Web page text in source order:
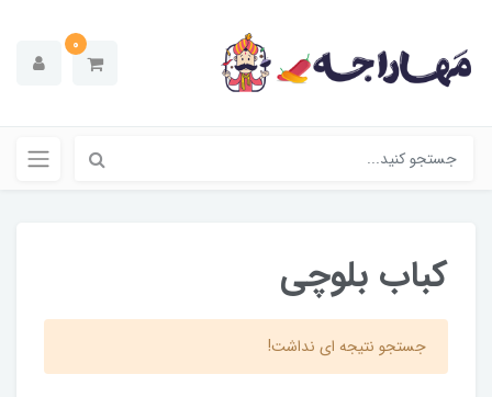
0
کباب بلوچی
جستجو نتیجه ای نداشت!